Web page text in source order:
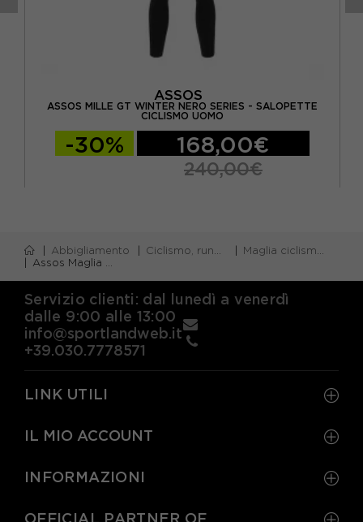
ASSOS
ASSOS MILLE GT WINTER NERO SERIES - SALOPETTE
CICLISMO UOMO
-30% 168,00€
240,00€
Abbigliamento Ciclismo, running e piscina
Maglia ciclismo m/corta
Assos Maglia Ciclismo Equipe R S11 Future Dusk Uomo
Servizio clienti: dal lunedì a venerdì
dalle 9:00 alle 13:00
info@sportlandweb.it
+39.030.7778571
LINK UTILI
IL MIO ACCOUNT
INFORMAZIONI
OFFICIAL PARTNER OF